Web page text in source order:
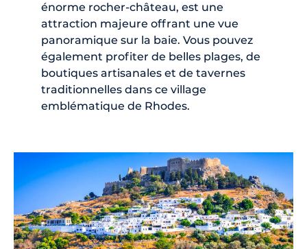
énorme rocher-château, est une
attraction majeure offrant une vue
panoramique sur la baie. Vous pouvez
également profiter de belles plages, de
boutiques artisanales et de tavernes
traditionnelles dans ce village
emblématique de Rhodes.